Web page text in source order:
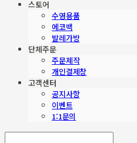
스토어
수영용품
에코백
발레가방
단체주문
주문제작
개인결제창
고객센터
공지사항
이벤트
1:1문의